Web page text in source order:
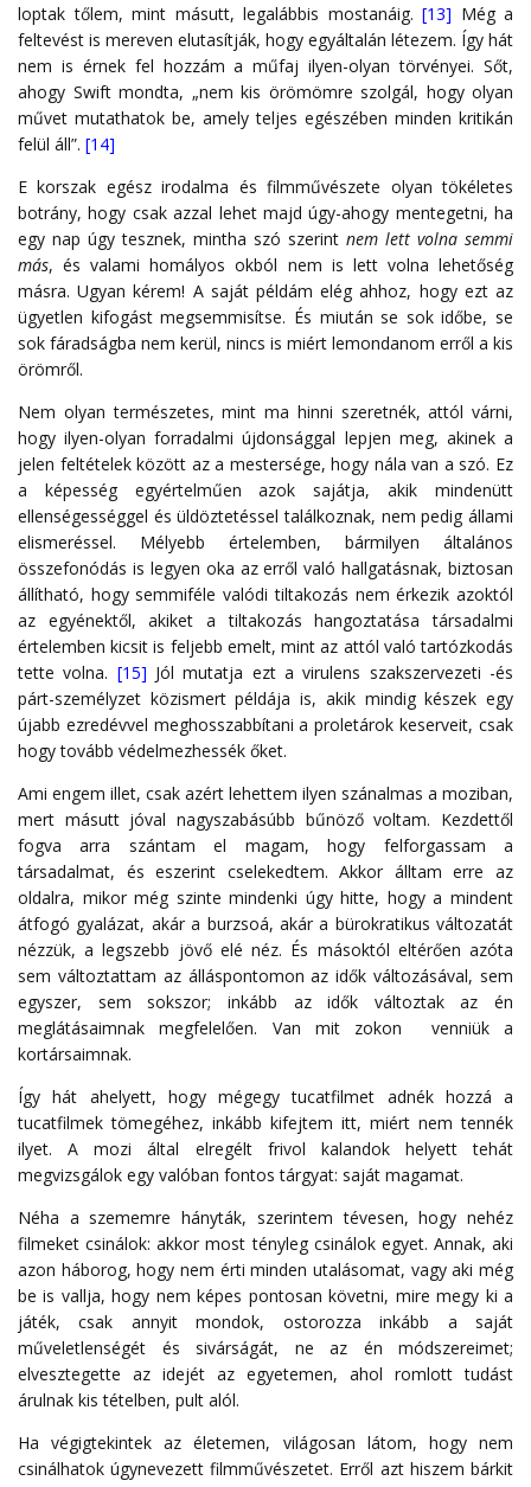
loptak tőlem, mint másutt, legalábbis mostanáig. [13] Még a
feltevést is mereven elutasítják, hogy egyáltalán létezem. Így hát
nem is érnek fel hozzám a műfaj ilyen-olyan törvényei. Sőt,
ahogy Swift mondta, „nem kis örömömre szolgál, hogy olyan
művet mutathatok be, amely teljes egészében minden kritikán
felül áll”. [14]
E korszak egész irodalma és filmművészete olyan tökéletes
botrány, hogy csak azzal lehet majd úgy-ahogy mentegetni, ha
egy nap úgy tesznek, mintha szó szerint nem lett volna semmi
más, és valami homályos okból nem is lett volna lehetőség
másra. Ugyan kérem! A saját példám elég ahhoz, hogy ezt az
ügyetlen kifogást megsemmisítse. És miután se sok időbe, se
sok fáradságba nem kerül, nincs is miért lemondanom erről a kis
örömről.
Nem olyan természetes, mint ma hinni szeretnék, attól várni,
hogy ilyen-olyan forradalmi újdonsággal lepjen meg, akinek a
jelen feltételek között az a mestersége, hogy nála van a szó. Ez
a képesség egyértelműen azok sajátja, akik mindenütt
ellenségességgel és üldöztetéssel találkoznak, nem pedig állami
elismeréssel. Mélyebb értelemben, bármilyen általános
összefonódás is legyen oka az erről való hallgatásnak, biztosan
állítható, hogy semmiféle valódi tiltakozás nem érkezik azoktól
az egyénektől, akiket a tiltakozás hangoztatása társadalmi
értelemben kicsit is feljebb emelt, mint az attól való tartózkodás
tette volna. [15] Jól mutatja ezt a virulens szakszervezeti -és
párt-személyzet közismert példája is, akik mindig készek egy
újabb ezredévvel meghosszabbítani a proletárok keserveit, csak
hogy tovább védelmezhessék őket.
Ami engem illet, csak azért lehettem ilyen szánalmas a moziban,
mert másutt jóval nagyszabásúbb bűnöző voltam. Kezdettől
fogva arra szántam el magam, hogy felforgassam a
társadalmat, és eszerint cselekedtem. Akkor álltam erre az
oldalra, mikor még szinte mindenki úgy hitte, hogy a mindent
átfogó gyalázat, akár a burzsoá, akár a bürokratikus változatát
nézzük, a legszebb jövő elé néz. És másoktól eltérően azóta
sem változtattam az álláspontomon az idők változásával, sem
egyszer, sem sokszor; inkább az idők változtak az én
meglátásaimnak megfelelően. Van mit zokon venniük a
kortársaimnak.
Így hát ahelyett, hogy mégegy tucatfilmet adnék hozzá a
tucatfilmek tömegéhez, inkább kifejtem itt, miért nem tennék
ilyet. A mozi által elregélt frivol kalandok helyett tehát
megvizsgálok egy valóban fontos tárgyat: saját magamat.
Néha a szememre hányták, szerintem tévesen, hogy nehéz
filmeket csinálok: akkor most tényleg csinálok egyet. Annak, aki
azon háborog, hogy nem érti minden utalásomat, vagy aki még
be is vallja, hogy nem képes pontosan követni, mire megy ki a
játék, csak annyit mondok, ostorozza inkább a saját
műveletlenségét és sivárságát, ne az én módszereimet;
elvesztegette az idejét az egyetemen, ahol romlott tudást
árulnak kis tételben, pult alól.
Ha végigtekintek az életemen, világosan látom, hogy nem
csinálhatok úgynevezett filmművészetet. Erről azt hiszem bárkit